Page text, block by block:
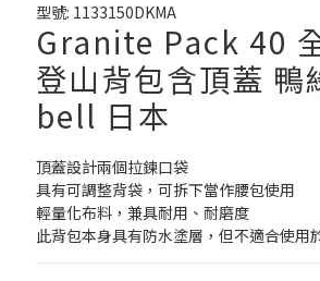
型號: 1133150DKMA
Granite Pack 40
登山背包含頂蓋
bell 日本
頂蓋設計兩個拉鍊口袋
具有可調整背袋，可拆下當作腰包使用
輕量化布料，兼具耐用、耐磨度
此背包本身具有防水塗層，但不適合使用